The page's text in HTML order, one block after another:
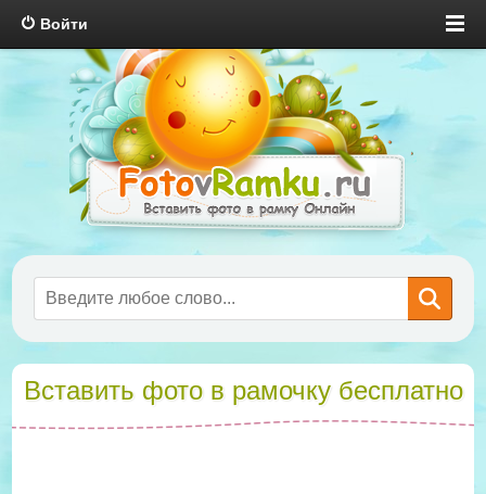
Войти
Вставить фото в рамочку бесплатно